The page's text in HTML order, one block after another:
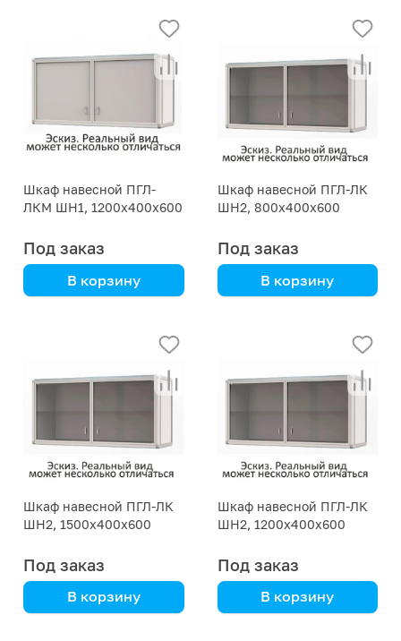
Шкаф навесной ПГЛ-
ЛКМ ШН1, 1200х400х600
Под заказ
В корзину
Шкаф навесной ПГЛ-ЛК
ШН2, 800х400х600
Под заказ
В корзину
Шкаф навесной ПГЛ-ЛК
ШН2, 1500х400х600
Под заказ
В корзину
Шкаф навесной ПГЛ-ЛК
ШН2, 1200х400х600
Под заказ
В корзину